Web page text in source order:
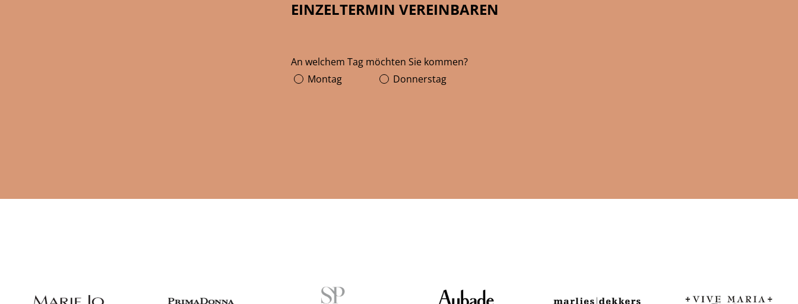
EINZELTERMIN VEREINBAREN
An welchem Tag möchten Sie kommen?
Montag
Donnerstag